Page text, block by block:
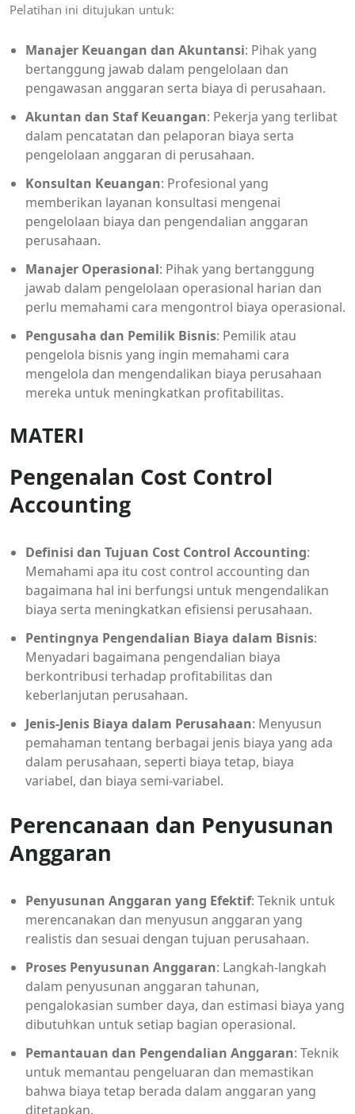
Pelatihan ini ditujukan untuk:
Manajer Keuangan dan Akuntansi: Pihak yang
bertanggung jawab dalam pengelolaan dan
pengawasan anggaran serta biaya di perusahaan.
Akuntan dan Staf Keuangan: Pekerja yang terlibat
dalam pencatatan dan pelaporan biaya serta
pengelolaan anggaran di perusahaan.
Konsultan Keuangan: Profesional yang
memberikan layanan konsultasi mengenai
pengelolaan biaya dan pengendalian anggaran
perusahaan.
Manajer Operasional: Pihak yang bertanggung
jawab dalam pengelolaan operasional harian dan
perlu memahami cara mengontrol biaya operasional.
Pengusaha dan Pemilik Bisnis: Pemilik atau
pengelola bisnis yang ingin memahami cara
mengelola dan mengendalikan biaya perusahaan
mereka untuk meningkatkan profitabilitas.
MATERI
Pengenalan Cost Control
Accounting
Definisi dan Tujuan Cost Control Accounting:
Memahami apa itu cost control accounting dan
bagaimana hal ini berfungsi untuk mengendalikan
biaya serta meningkatkan efisiensi perusahaan.
Pentingnya Pengendalian Biaya dalam Bisnis:
Menyadari bagaimana pengendalian biaya
berkontribusi terhadap profitabilitas dan
keberlanjutan perusahaan.
Jenis-Jenis Biaya dalam Perusahaan: Menyusun
pemahaman tentang berbagai jenis biaya yang ada
dalam perusahaan, seperti biaya tetap, biaya
variabel, dan biaya semi-variabel.
Perencanaan dan Penyusunan
Anggaran
Penyusunan Anggaran yang Efektif: Teknik untuk
merencanakan dan menyusun anggaran yang
realistis dan sesuai dengan tujuan perusahaan.
Proses Penyusunan Anggaran: Langkah-langkah
dalam penyusunan anggaran tahunan,
pengalokasian sumber daya, dan estimasi biaya yang
dibutuhkan untuk setiap bagian operasional.
Pemantauan dan Pengendalian Anggaran: Teknik
untuk memantau pengeluaran dan memastikan
bahwa biaya tetap berada dalam anggaran yang
ditetapkan.